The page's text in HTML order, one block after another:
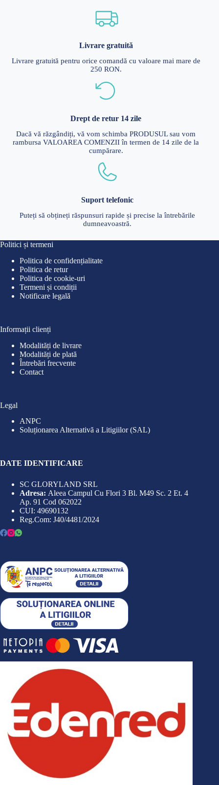
Livrare gratuită
Livrare gratuită pentru orice comandă cu valoare mai mare de
250 RON.
Drept de retur 14 zile
Dacă vă răzgândiți, vă vom schimba PRODUSUL sau vom
rambursa VALOAREA COMENZII în termen de 14 zile de la
cumpărare.
Suport telefonic
Puteți să obțineți răspunsuri rapide și precise la întrebările
dumneavoastră.
Politici și termeni
Politica de confidențialitate
Politica de retur
Politica de cookie-uri
Termeni și condiții
Notificare legală
Informații clienți
Modalități de livrare
Modalități de plată
Întrebări frecvente
Contact
Legal
ANPC
Soluționarea Alternativă a Litigiilor (SAL)
DATE IDENTIFICARE
SC GLORYLAND SRL
Adresa: Aleea Campul Cu Flori 3 Bl. M49 Sc. 2 Et. 4
Ap. 91 Cod 062022
CUI: 49690132
Reg.Com: J40/4481/2024